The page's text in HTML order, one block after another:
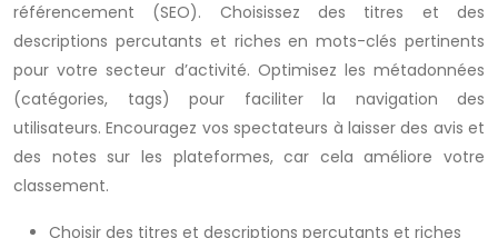
référencement (SEO). Choisissez des titres et des
descriptions percutants et riches en mots-clés pertinents
pour votre secteur d’activité. Optimisez les métadonnées
(catégories, tags) pour faciliter la navigation des
utilisateurs. Encouragez vos spectateurs à laisser des avis et
des notes sur les plateformes, car cela améliore votre
classement.
Choisir des titres et descriptions percutants et riches